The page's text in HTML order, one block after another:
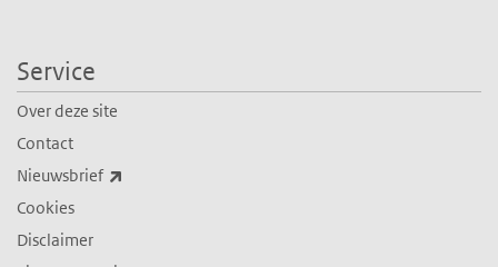
Service
Over deze site
Contact
Nieuwsbrief
Cookies
Disclaimer